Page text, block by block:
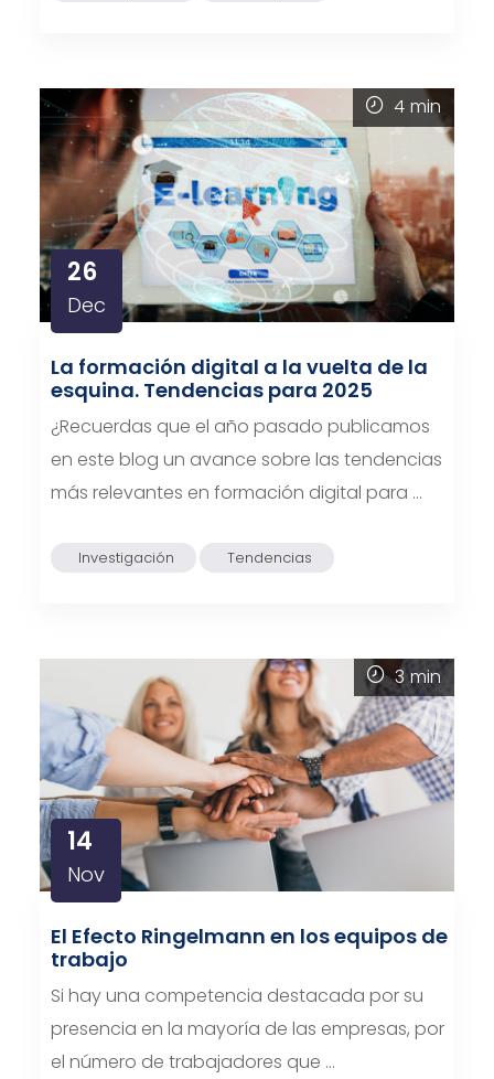
26
Dec
4 min
La formación digital a la vuelta de la
esquina. Tendencias para 2025
¿Recuerdas que el año pasado publicamos
en este blog un avance sobre las tendencias
más relevantes en formación digital para …
Investigación Tendencias
14
Nov
3 min
El Efecto Ringelmann en los equipos de
trabajo
Si hay una competencia destacada por su
presencia en la mayoría de las empresas, por
el número de trabajadores que …